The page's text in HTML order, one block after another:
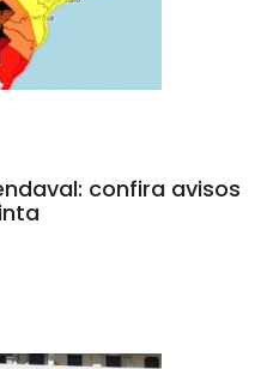
confira avisos